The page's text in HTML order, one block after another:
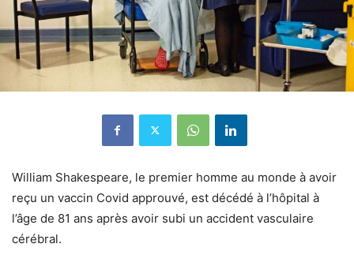
William Shakespeare, le premier homme au monde à avoir
reçu un vaccin Covid approuvé, est décédé à l’hôpital à
l’âge de 81 ans après avoir subi un accident vasculaire
cérébral.